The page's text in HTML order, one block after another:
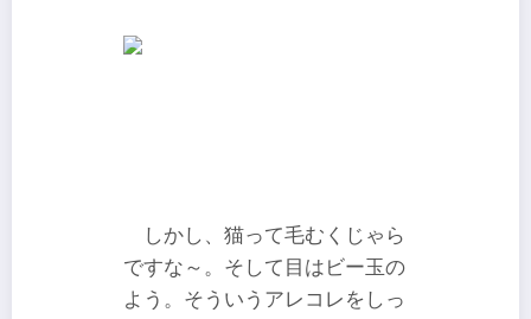
しかし、猫って毛むくじゃら
ですな～。そして目はビー玉の
よう。そういうアレコレをしっ